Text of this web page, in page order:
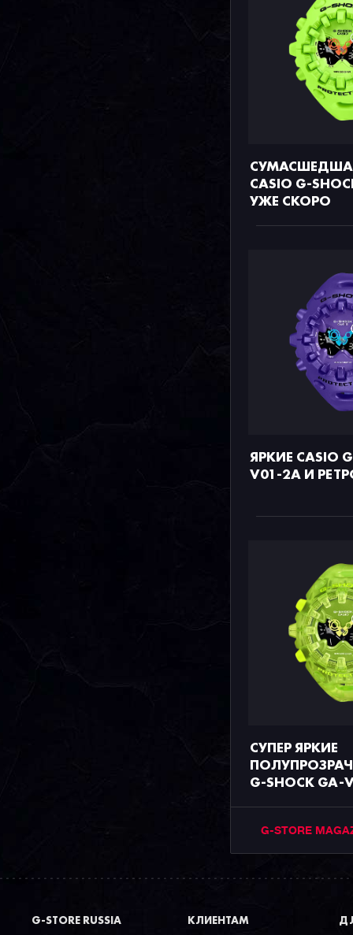
CASIO G-
УЖЕ СКОРО
ЯРКИЕ CASIO
V01-2A И
СУПЕР ЯРКИЕ
G-SHOCK GA-
G-STORE
G-STORE RUSSIA КЛИЕНТАМ